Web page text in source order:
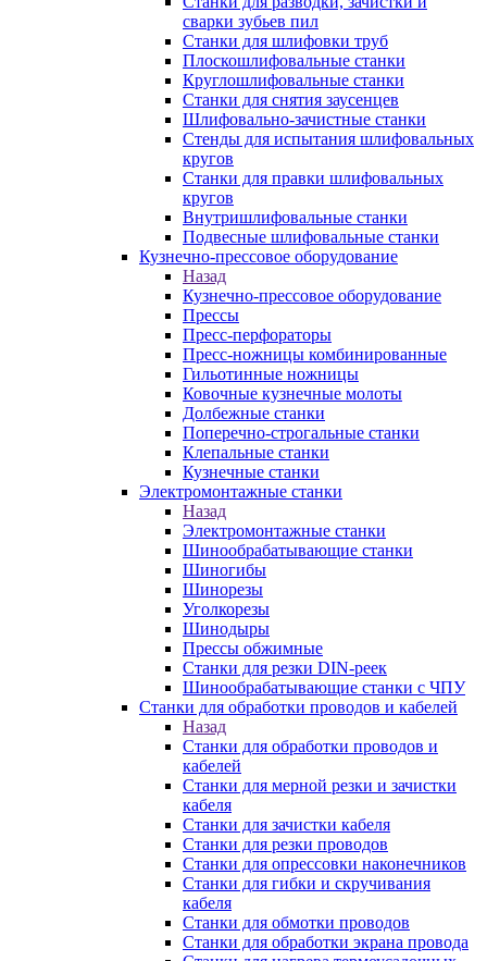
сварки зубьев пил
Станки для шлифовки труб
Плоскошлифовальные станки
Круглошлифовальные станки
Станки для снятия заусенцев
Шлифовально-зачистные станки
Стенды для испытания шлифовальных
кругов
Станки для правки шлифовальных
кругов
Внутришлифовальные станки
Подвесные шлифовальные станки
Кузнечно-прессовое оборудование
Назад
Кузнечно-прессовое оборудование
Прессы
Пресс-перфораторы
Пресс-ножницы комбинированные
Гильотинные ножницы
Ковочные кузнечные молоты
Долбежные станки
Поперечно-строгальные станки
Клепальные станки
Кузнечные станки
Электромонтажные станки
Назад
Электромонтажные станки
Шинообрабатывающие станки
Шиногибы
Шинорезы
Уголкорезы
Шинодыры
Прессы обжимные
Станки для резки DIN-реек
Шинообрабатывающие станки с ЧПУ
Станки для обработки проводов и кабелей
Назад
Станки для обработки проводов и
кабелей
Станки для мерной резки и зачистки
кабеля
Станки для зачистки кабеля
Станки для резки проводов
Станки для опрессовки наконечников
Станки для гибки и скручивания
кабеля
Станки для обмотки проводов
Станки для обработки экрана провода